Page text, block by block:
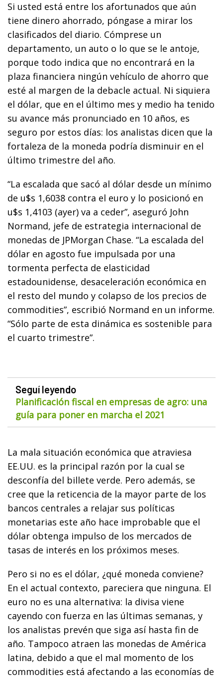
Si usted está entre los afortunados que aún
tiene dinero ahorrado, póngase a mirar los
clasificados del diario. Cómprese un
departamento, un auto o lo que se le antoje,
porque todo indica que no encontrará en la
plaza financiera ningún vehículo de ahorro que
esté al margen de la debacle actual. Ni siquiera
el dólar, que en el último mes y medio ha tenido
su avance más pronunciado en 10 años, es
seguro por estos días: los analistas dicen que la
fortaleza de la moneda podría disminuir en el
último trimestre del año.
“La escalada que sacó al dólar desde un mínimo
de u$s 1,6038 contra el euro y lo posicionó en
u$s 1,4103 (ayer) va a ceder”, aseguró John
Normand, jefe de estrategia internacional de
monedas de JPMorgan Chase. “La escalada del
dólar en agosto fue impulsada por una
tormenta perfecta de elasticidad
estadounidense, desaceleración económica en
el resto del mundo y colapso de los precios de
commodities”, escribió Normand en un informe.
“Sólo parte de esta dinámica es sostenible para
el cuarto trimestre”.
Seguí leyendo
Planificación fiscal en empresas de agro: una
guía para poner en marcha el 2021
La mala situación económica que atraviesa
EE.UU. es la principal razón por la cual se
desconfía del billete verde. Pero además, se
cree que la reticencia de la mayor parte de los
bancos centrales a relajar sus políticas
monetarias este año hace improbable que el
dólar obtenga impulso de los mercados de
tasas de interés en los próximos meses.
Pero si no es el dólar, ¿qué moneda conviene?
En el actual contexto, pareciera que ninguna. El
euro no es una alternativa: la divisa viene
cayendo con fuerza en las últimas semanas, y
los analistas prevén que siga así hasta fin de
año. Tampoco atraen las monedas de América
latina, debido a que el mal momento de los
commodities está afectando a las economías de